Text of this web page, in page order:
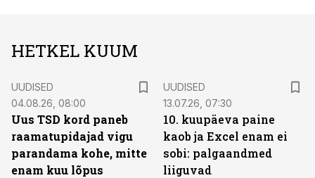
HETKEL KUUM
UUDISED
04.08.26, 08:00
Uus TSD kord paneb
raamatupidajad vigu
parandama kohe, mitte
enam kuu lõpus
UUDISED
13.07.26, 07:30
10. kuupäeva paine
kaob ja Excel enam ei
sobi: palgaandmed
liiguvad